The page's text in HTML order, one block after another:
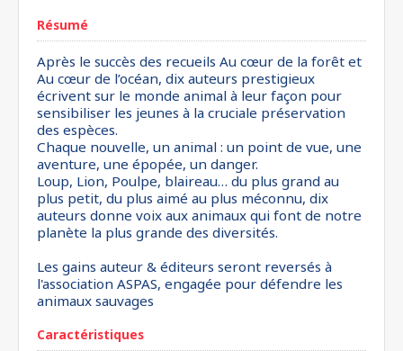
Résumé
Après le succès des recueils Au cœur de la forêt et
Au cœur de l’océan, dix auteurs prestigieux
écrivent sur le monde animal à leur façon pour
sensibiliser les jeunes à la cruciale préservation
des espèces.
Chaque nouvelle, un animal : un point de vue, une
aventure, une épopée, un danger.
Loup, Lion, Poulpe, blaireau… du plus grand au
plus petit, du plus aimé au plus méconnu, dix
auteurs donne voix aux animaux qui font de notre
planète la plus grande des diversités.
Les gains auteur & éditeurs seront reversés à
l'association ASPAS, engagée pour défendre les
animaux sauvages
Caractéristiques